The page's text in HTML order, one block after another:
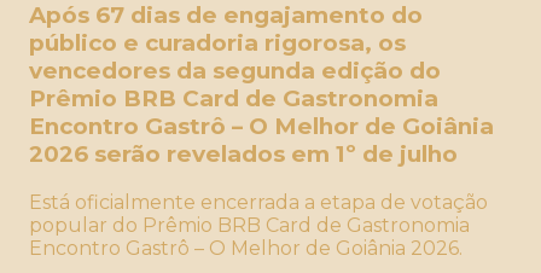
Após 67 dias de engajamento do
público e curadoria rigorosa, os
vencedores da segunda edição do
Prêmio BRB Card de Gastronomia
Encontro Gastrô – O Melhor de Goiânia
2026 serão revelados em 1º de julho
Está oficialmente encerrada a etapa de votação
popular do Prêmio BRB Card de Gastronomia
Encontro Gastrô – O Melhor de Goiânia 2026.